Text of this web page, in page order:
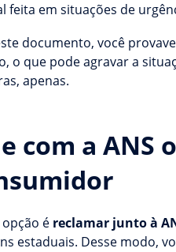
feita em situações de
documento, você
o que pode agravar a
apenas.
com a ANS
é reclamar junto à
estaduais. Desse modo,